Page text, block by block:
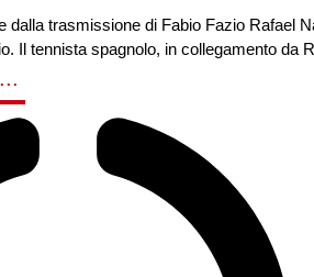
dalla trasmissione di Fabio Fazio Rafael
Il tennista spagnolo, in collegamento